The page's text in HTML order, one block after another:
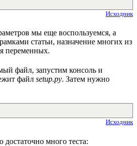
Исходник
мы еще воспользуемся, а
статьи, назначение многих из
переменных.
файл, запустим консоль и
файл setup.py. Затем нужно
Исходник
достаточно много теста: